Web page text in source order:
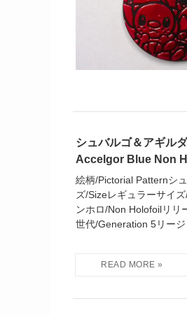
シュバルゴ＆アギル
Accelgor Blue Non
絵柄/Pictorial Patternシ
ズ/Sizeレギュラーサイ
ンホロ/Non Holofoilリリ
世代/Generation 5リージ